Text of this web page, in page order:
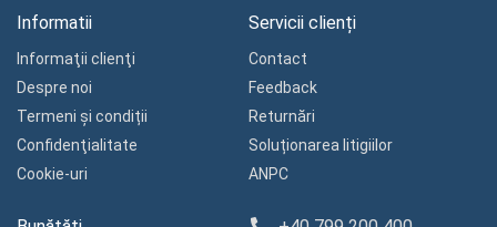
Informatii
Informaţii clienţi
Despre noi
Termeni și condiții
Confidenţialitate
Cookie-uri
Servicii clienți
Contact
Feedback
Returnări
Soluționarea litigiilor
ANPC